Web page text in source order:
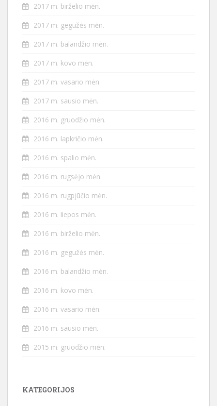
2017 m. birželio mėn.
2017 m. gegužės mėn.
2017 m. balandžio mėn.
2017 m. kovo mėn.
2017 m. vasario mėn.
2017 m. sausio mėn.
2016 m. gruodžio mėn.
2016 m. lapkričio mėn.
2016 m. spalio mėn.
2016 m. rugsėjo mėn.
2016 m. rugpjūčio mėn.
2016 m. liepos mėn.
2016 m. birželio mėn.
2016 m. gegužės mėn.
2016 m. balandžio mėn.
2016 m. kovo mėn.
2016 m. vasario mėn.
2016 m. sausio mėn.
2015 m. gruodžio mėn.
KATEGORIJOS